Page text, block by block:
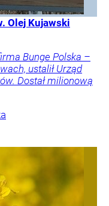
Olej Kujawski
Bunge Polska –
ustalił Urząd
Dostał milionową